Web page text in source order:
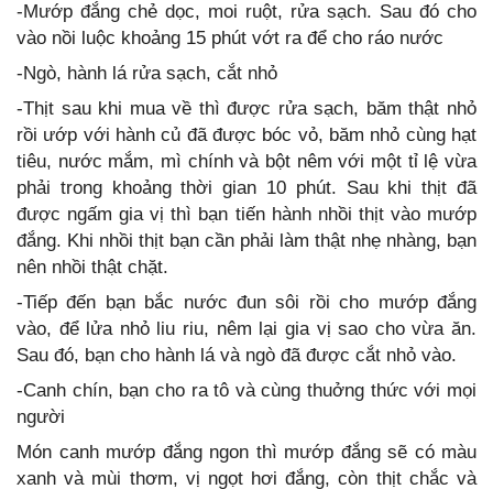
-Mướp đắng chẻ dọc, moi ruột, rửa sạch. Sau đó cho
vào nồi luộc khoảng 15 phút vớt ra để cho ráo nước
-Ngò, hành lá rửa sạch, cắt nhỏ
-Thịt sau khi mua về thì được rửa sạch, băm thật nhỏ
rồi ướp với hành củ đã được bóc vỏ, băm nhỏ cùng hạt
tiêu, nước mắm, mì chính và bột nêm với một tỉ lệ vừa
phải trong khoảng thời gian 10 phút. Sau khi thịt đã
được ngấm gia vị thì bạn tiến hành nhồi thịt vào mướp
đắng. Khi nhồi thịt bạn cần phải làm thật nhẹ nhàng, bạn
nên nhồi thật chặt.
-Tiếp đến bạn bắc nước đun sôi rồi cho mướp đắng
vào, để lửa nhỏ liu riu, nêm lại gia vị sao cho vừa ăn.
Sau đó, bạn cho hành lá và ngò đã được cắt nhỏ vào.
-Canh chín, bạn cho ra tô và cùng thuởng thức với mọi
người
Món canh mướp đắng ngon thì mướp đắng sẽ có màu
xanh và mùi thơm, vị ngọt hơi đắng, còn thịt chắc và